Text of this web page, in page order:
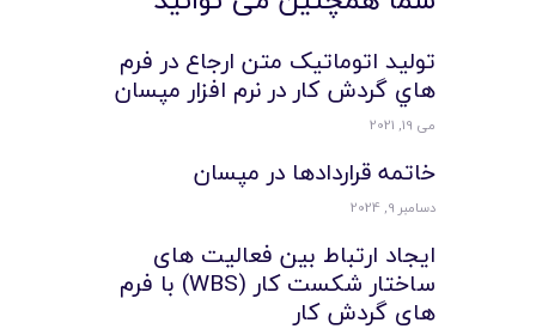
توليد اتوماتيک متن ارجاع در فرم
هاي گردش کار در نرم افزار مپسان
می 19, 2021
خاتمه قراردادها در مپسان
دسامبر 9, 2024
ایجاد ارتباط بین فعالیت های
ساختار شکست کار (WBS) با فرم
های گردش کار